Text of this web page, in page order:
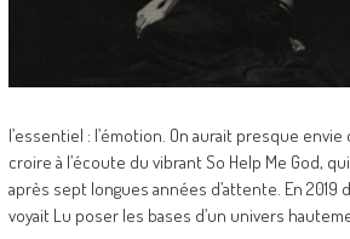
l’essentiel : l’émotion. On aurait presque
croire à l’écoute du vibrant So Help Me God,
après sept longues années d’attente. En 2019
voyait Lu poser les bases d’un univers